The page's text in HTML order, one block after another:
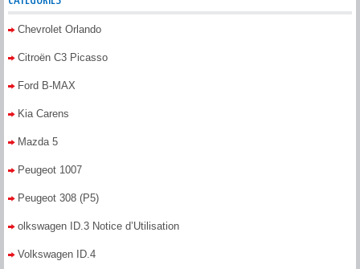
Chevrolet Orlando
Citroën C3 Picasso
Ford B-MAX
Kia Carens
Mazda 5
Peugeot 1007
Peugeot 308 (P5)
olkswagen ID.3 Notice d’Utilisation
Volkswagen ID.4